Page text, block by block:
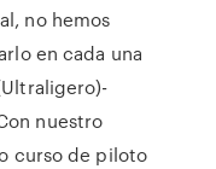
no hemos
en cada una
nuestro
curso de piloto